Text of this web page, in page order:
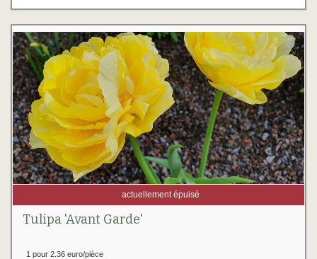
actuellement épuisé
Tulipa 'Avant Garde'
1 pour 2.36 euro/pièce